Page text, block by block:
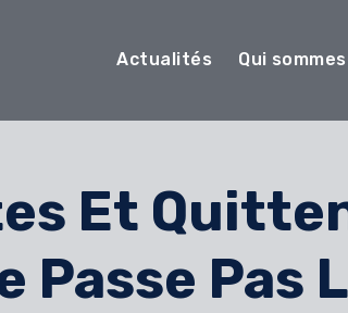
Actualités Qui
Et
Passe Pas